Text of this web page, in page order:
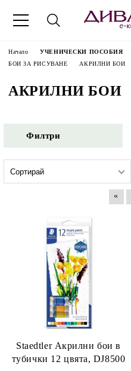
Начало УЧЕНИЧЕСКИ ПОСОБИЯ
БОИ ЗА РИСУВАНЕ
АКРИЛНИ БОИ
АКРИЛНИ БОИ
Филтри
«
Staedtler Акрилни бои в
тубички 12 цвята, DJ8500